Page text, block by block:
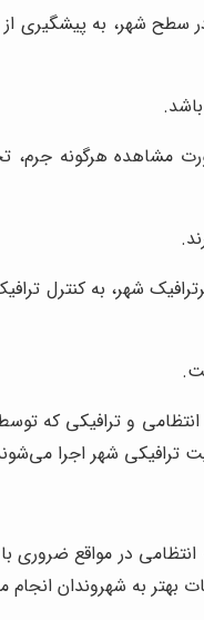
شهر، به پیشگیری از
مشاهده هرگونه جرم،
شهر، به کنترل
و ترافیکی که
ترافیکی شهر اجرا
در مواقع ضروری
بهتر به شهروندان